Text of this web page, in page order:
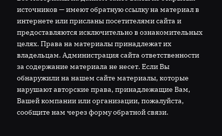
источников — имеют обратную ссылку на материал в
интернете или присланы посетителями сайта и
предоставляются исключительно в ознакомительных
целях. Права на материалы принадлежат их
владельцам. Администрация сайта ответственности
за содержание материала не несет. Если Вы
обнаружили на нашем сайте материалы, которые
нарушают авторские права, принадлежащие Вам,
Вашей компании или организации, пожалуйста,
сообщите нам через форму обратной связи.